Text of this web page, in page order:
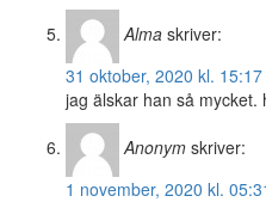
Alma skriver:
31 oktober, 2020 kl. 15:17
jag älskar han så
Anonym skriver:
1 november, 2020 kl.